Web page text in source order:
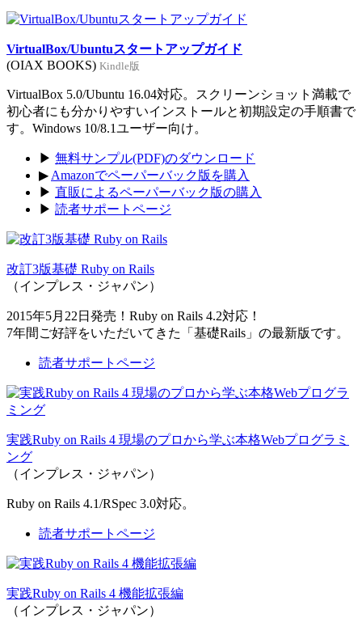
VirtualBox/Ubuntuスタートアップガイド
(OIAX BOOKS) Kindle版
VirtualBox 5.0/Ubuntu 16.04対応。スクリーンショット満載で
初心者にも分かりやすいインストールと初期設定の手順書で
す。Windows 10/8.1ユーザー向け。
▶ 無料サンプル(PDF)のダウンロード
▶ Amazonでペーパーバック版を購入
▶ 直販によるペーパーバック版の購入
▶ 読者サポートページ
改訂3版基礎 Ruby on Rails
（インプレス・ジャパン）
2015年5月22日発売！Ruby on Rails 4.2対応！
7年間ご好評をいただいてきた「基礎Rails」の最新版です。
読者サポートページ
実践Ruby on Rails 4 現場のプロから学ぶ本格Webプログラミ
ング
（インプレス・ジャパン）
Ruby on Rails 4.1/RSpec 3.0対応。
読者サポートページ
実践Ruby on Rails 4 機能拡張編
（インプレス・ジャパン）